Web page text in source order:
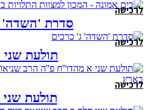
לרכישה
סדרת 'השדה'
לרכישה
תולעת
לרכישה
תולעת